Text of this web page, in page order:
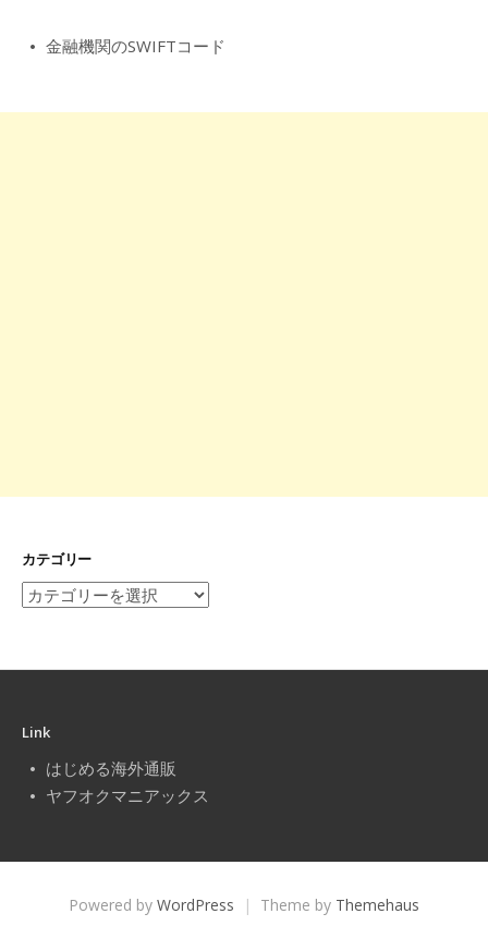
金融機関のSWIFTコード
カテゴリー
カ
リ
Link
はじめる海外通販
ヤフオクマニアックス
Powered by WordPress | Theme by Themehaus